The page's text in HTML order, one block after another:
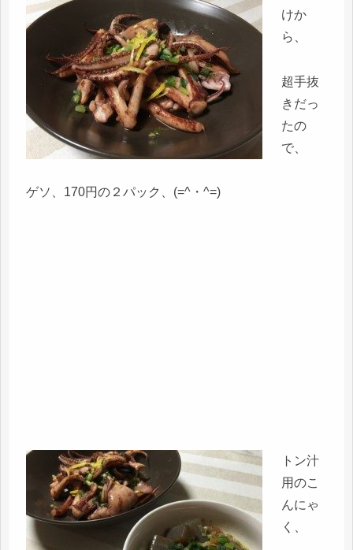
けか
ら、
超手抜
きだっ
たの
で、
ゲソ、170円の２パック、(=^・^=)
トン汁
用のこ
んにゃ
く、